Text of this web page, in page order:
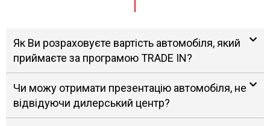
Як Ви розраховуєте вартість автомобіля, який
приймаєте за програмою TRADE IN?
Чи можу отримати презентацію автомобіля, не
відвідуючи дилерський центр?